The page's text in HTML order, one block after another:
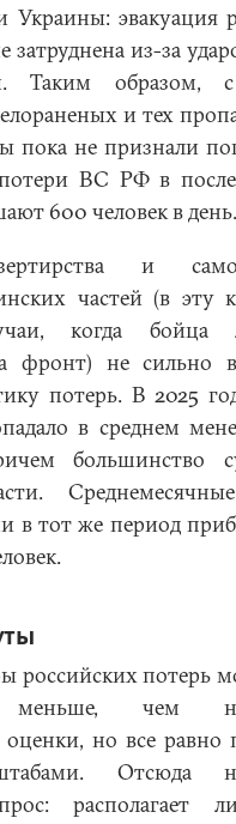
Украины: эвакуация
затруднена из-за
Таким образом,
и тех
пока не признали
ВС РФ в
600 человек в день.
и
частей (в эту
когда бойца
фронт) не сильно
потерь. В 2025
в среднем
большинство
в тот же период
российских потерь
меньше, чем
оценки, но все равно
Отсюда
располагает